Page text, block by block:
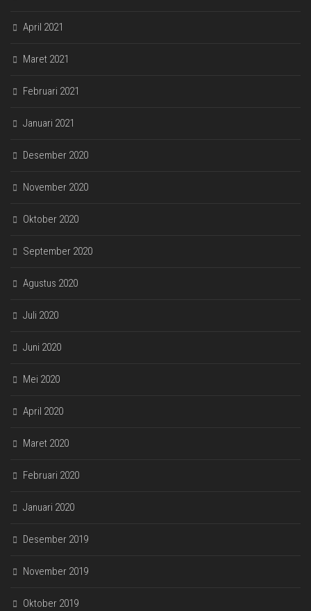
April 2021
Maret 2021
Februari 2021
Januari 2021
Desember 2020
November 2020
Oktober 2020
September 2020
Agustus 2020
Juli 2020
Juni 2020
Mei 2020
April 2020
Maret 2020
Februari 2020
Januari 2020
Desember 2019
November 2019
Oktober 2019